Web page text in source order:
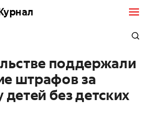
поддержали
штрафов за
детей без детских